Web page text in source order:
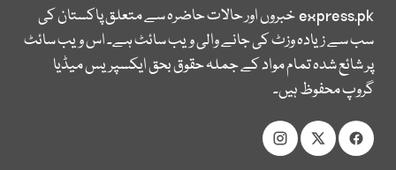
express.pkخبروں اور حالات حاضرہ سے متعلق پاکستان کی
سب سے زیادہ وزٹ کی جانے والی ویب سائٹ ہے۔ اس ویب سائٹ
پر شائع شدہ تمام مواد کے جملہ حقوق بحق ایکسپریس میڈیا
گروپ محفوظ ہیں۔